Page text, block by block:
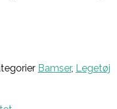
Bamser, Legetøj